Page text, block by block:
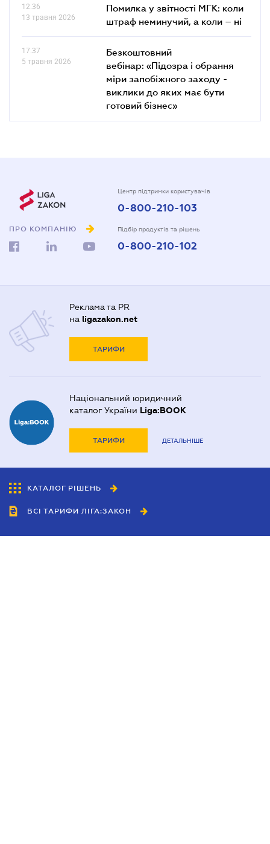
12.36
13 травня 2026
Помилка у звітності МГК: коли
штраф неминучий, а коли – ні
17.37
5 травня 2026
Безкоштовний
вебінар: «Підозра і обрання
міри запобіжного заходу -
виклики до яких має бути
готовий бізнес»
ПРО КОМПАНІЮ
Центр підтримки користувачів
0-800-210-103
Підбір продуктів та рішень
0-800-210-102
Реклама та PR
на ligazakon.net
ТАРИФИ
Національний юридичний
каталог України Liga:BOOK
ТАРИФИ ДЕТАЛЬНІШЕ
КАТАЛОГ РІШЕНЬ
ВСІ ТАРИФИ ЛІГА:ЗАКОН